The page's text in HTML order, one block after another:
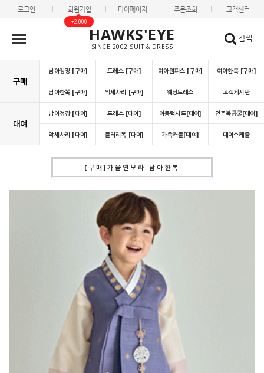
로그인 회원가입
+2,000
마이페이지 주문조회 고객센터
HAWKS'EYE
SINCE 2002 SUIT & DRESS
검색
구매
남아정장 [구매] 드레스 [구매] 여아원피스 [구매] 여아한복 [구매]
남아한복 [구매] 악세사리 [구매] 웨딩드레스 고객게시판
대여
남아정장 [대여] 드레스 [대여] 아동턱시도[대여] 연주복콩쿨[대여]
악세사리 [대여] 들러리복 [대여] 가족커플[대여] 대여스케쥴
[구매]가율연보라 남아한복